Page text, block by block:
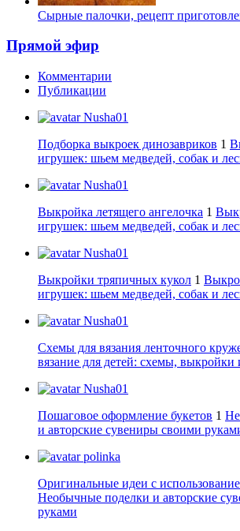
Сырные палочки, рецепт
Прямой эфир
Комментарии
Публикации
Nusha01
Подборка выкроек динозавриков 1
игрушек: шьем медведей, собак и
Nusha01
Выкройка летящего ангелочка 1
игрушек: шьем медведей, собак и
Nusha01
Выкройки тряпичных кукол 1
игрушек: шьем медведей, собак и
Nusha01
Схемы для вязания ленточного
вязание для детей: схемы, выкройки
Nusha01
Пошаговое оформление букетов 1
и авторские сувениры своими
polinka
Оригинальные идеи с
Необычные поделки и авторские
руками